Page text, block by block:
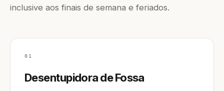
inclusive aos finais de semana e feriados.
01
Desentupidora de Fossa